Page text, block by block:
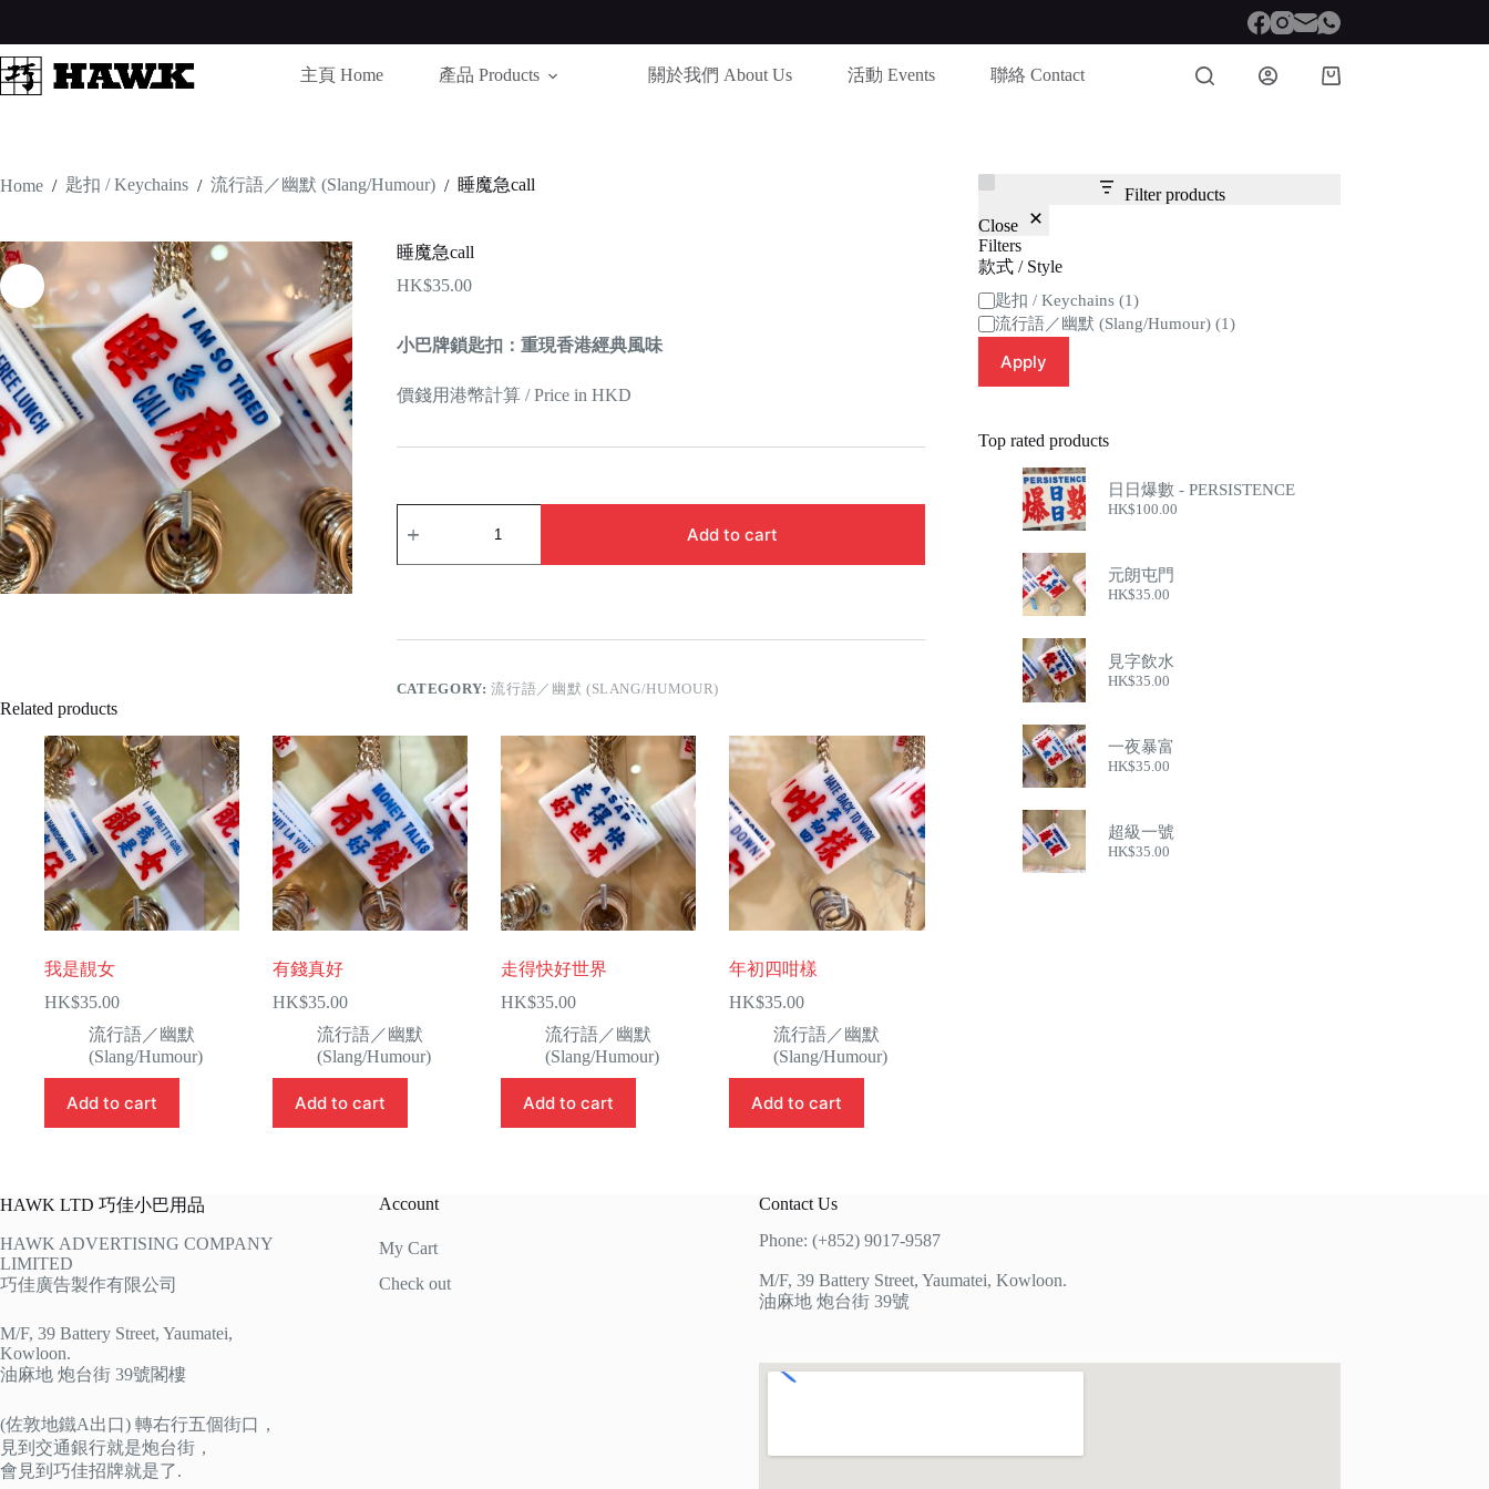
content
主頁 Home
產品 Products 關於我們 About Us 活動 Events 聯絡 Contact
Shopping
Home / 匙扣 / Keychains / 流行語／幽默 (Slang/Humour) / 睡魔急call
睡魔急call
HK$35.00
小巴牌鎖匙扣：重現香港經典風味
價錢用港幣計算 / Price in HKD
魔
Add to cart
CATEGORY:流行語／幽默 (SLANG/HUMOUR)
Related products
我是靚女
HK$35.00
流行語／幽默
(Slang/Humour)
Add to cart
有錢真好
HK$35.00
流行語／幽默
(Slang/Humour)
Add to cart
走得快好世界
HK$35.00
流行語／幽默
(Slang/Humour)
Add to cart
年初四咁樣
HK$35.00
流行語／幽默
(Slang/Humour)
Add to cart
Filter products
Close
Filters
款式 / Style
Category
匙扣 / Keychains(1)
流行語／幽默 (Slang/Humour)(1)
Apply
Top rated products
日日爆數 - PERSISTENCE
HK$100.00
元朗屯門
HK$35.00
見字飲水
HK$35.00
一夜暴富
HK$35.00
超級一號
HK$35.00
HAWK LTD 巧佳小巴用品
HAWK ADVERTISING COMPANY
LIMITED
巧佳廣告製作有限公司
M/F, 39 Battery Street, Yaumatei,
Kowloon.
油麻地 炮台街 39號閣樓
(佐敦地鐵A出口) 轉右行五個街口，
見到交通銀行就是炮台街，
會見到巧佳招牌就是了.
Account
My Cart
Check out
Contact Us
Phone: (+852) 9017-9587
M/F, 39 Battery Street, Yaumatei, Kowloon.
油麻地 炮台街 39號